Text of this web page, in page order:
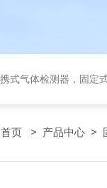
式气体检测器，固定
首页 > 产品中心 >